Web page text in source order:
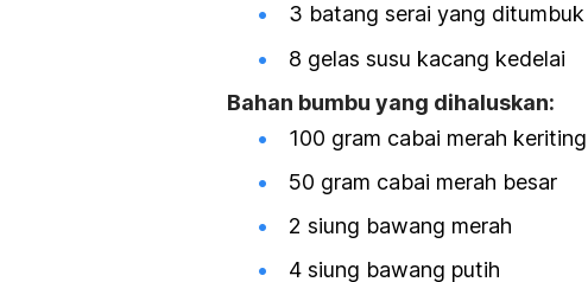
3 batang serai yang
8 gelas susu kacang kedelai
Bahan bumbu yang dihaluskan:
100 gram cabai merah keriting
50 gram cabai merah besar
2 siung bawang merah
4 siung bawang putih